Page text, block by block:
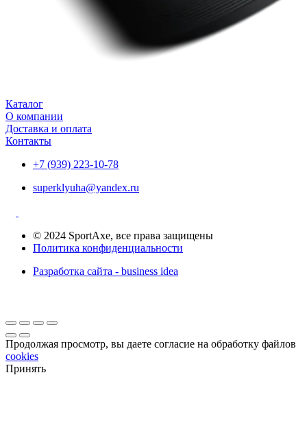
Каталог
О компании
Доставка и оплата
Контакты
+7 (939) 223-10-78
superklyuha@yandex.ru
© 2024 SportAxe, все права защищены
Политика конфиденциальности
Разработка сайта - business idea
Продолжая просмотр, вы даете согласие на обработку файлов
cookies
Принять